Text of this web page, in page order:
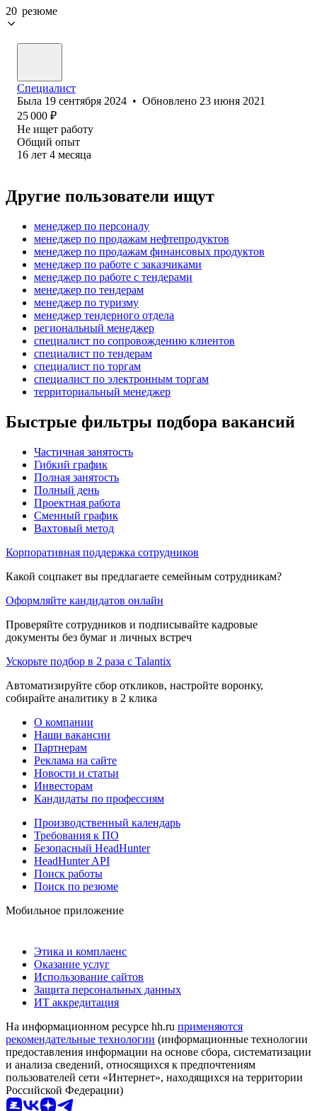
20 резюме
Специалист
Была 19 сентября 2024 • Обновлено 23 июня 2021
25 000 ₽
Не ищет работу
Общий опыт
16 лет 4 месяца
Другие пользователи ищут
менеджер по персоналу
менеджер по продажам нефтепродуктов
менеджер по продажам финансовых продуктов
менеджер по работе с заказчиками
менеджер по работе с тендерами
менеджер по тендерам
менеджер по туризму
менеджер тендерного отдела
региональный менеджер
специалист по сопровождению клиентов
специалист по тендерам
специалист по торгам
специалист по электронным торгам
территориальный менеджер
Быстрые фильтры подбора вакансий
Частичная занятость
Гибкий график
Полная занятость
Полный день
Проектная работа
Сменный график
Вахтовый метод
Корпоративная поддержка сотрудников
Какой соцпакет вы предлагаете семейным сотрудникам?
Оформляйте кандидатов онлайн
Проверяйте сотрудников и подписывайте кадровые
документы без бумаг и личных встреч
Ускорьте подбор в 2 раза с Talantix
Автоматизируйте сбор откликов, настройте воронку,
собирайте аналитику в 2 клика
О компании
Наши вакансии
Партнерам
Реклама на сайте
Новости и статьи
Инвесторам
Кандидаты по профессиям
Производственный календарь
Требования к ПО
Безопасный HeadHunter
HeadHunter API
Поиск работы
Поиск по резюме
Мобильное приложение
Этика и комплаенс
Оказание услуг
Использование сайтов
Защита персональных данных
ИТ аккредитация
На информационном ресурсе hh.ru применяются
рекомендательные технологии (информационные технологии
предоставления информации на основе сбора, систематизации
и анализа сведений, относящихся к предпочтениям
пользователей сети «Интернет», находящихся на территории
Российской Федерации)